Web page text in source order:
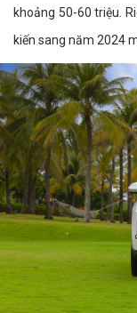
khoảng 50-60 triệu.
kiến sang năm 2024